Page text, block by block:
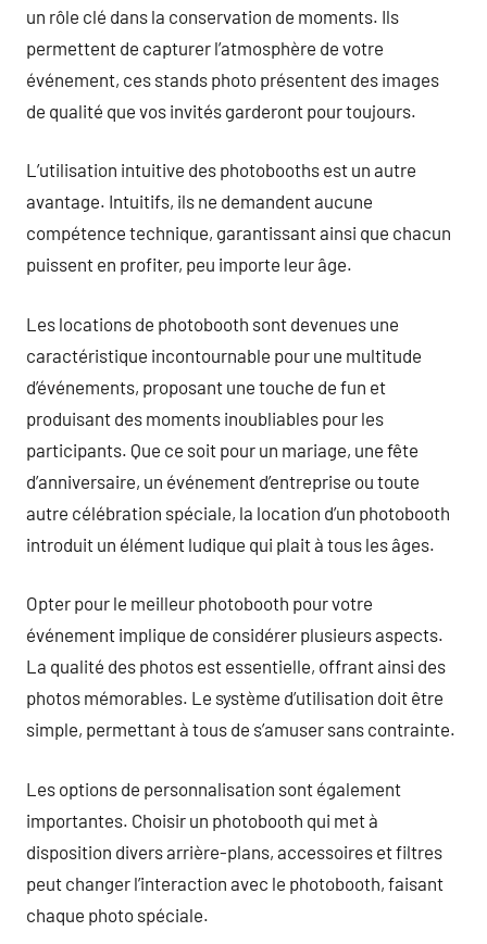
un rôle clé dans la conservation de moments. Ils
permettent de capturer l’atmosphère de votre
événement, ces stands photo présentent des images
de qualité que vos invités garderont pour toujours.
L’utilisation intuitive des photobooths est un autre
avantage. Intuitifs, ils ne demandent aucune
compétence technique, garantissant ainsi que chacun
puissent en profiter, peu importe leur âge.
Les locations de photobooth sont devenues une
caractéristique incontournable pour une multitude
d’événements, proposant une touche de fun et
produisant des moments inoubliables pour les
participants. Que ce soit pour un mariage, une fête
d’anniversaire, un événement d’entreprise ou toute
autre célébration spéciale, la location d’un photobooth
introduit un élément ludique qui plait à tous les âges.
Opter pour le meilleur photobooth pour votre
événement implique de considérer plusieurs aspects.
La qualité des photos est essentielle, offrant ainsi des
photos mémorables. Le système d’utilisation doit être
simple, permettant à tous de s’amuser sans contrainte.
Les options de personnalisation sont également
importantes. Choisir un photobooth qui met à
disposition divers arrière-plans, accessoires et filtres
peut changer l’interaction avec le photobooth, faisant
chaque photo spéciale.